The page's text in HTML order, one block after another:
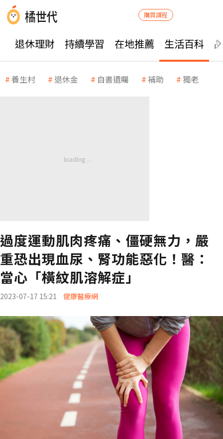
購買課程
退休理財 持續學習 在地推薦 生活百科
養生村 退休金 自書遺囑 補助 獨老
過度運動肌肉疼痛、僵硬無力，嚴
重恐出現血尿、腎功能惡化！醫：
當心「橫紋肌溶解症」
2023-07-17 15:21 健康醫療網